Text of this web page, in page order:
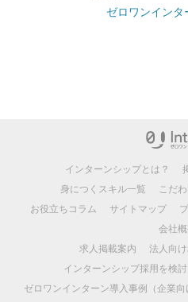
ゼロワンインタ
インターンシップとは？
身につくスキル一覧
こだ
お役立ちコラム
サイトマップ
会社
求人掲載案内
法人向
インターンシップ採用を検
ゼロワンインターン導入事例（企業向